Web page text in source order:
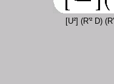
[U²] (R'² D)